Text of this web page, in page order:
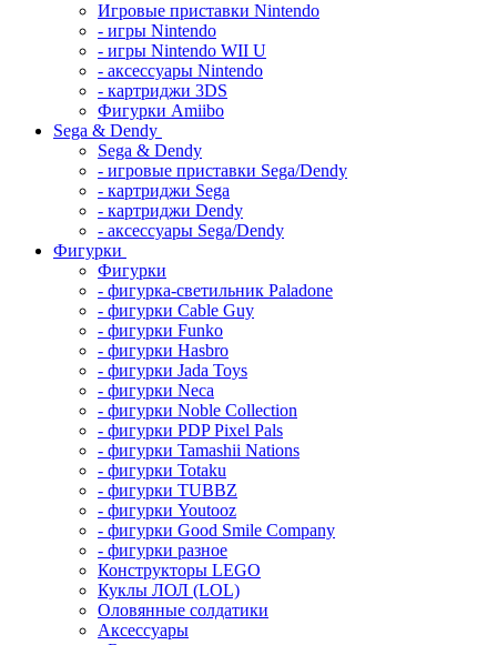
Игровые приставки Nintendo
- игры Nintendo
- игры Nintendo WII U
- аксессуары Nintendo
- картриджи 3DS
Фигурки Amiibo
Sega & Dendy
Sega & Dendy
- игровые приставки Sega/Dendy
- картриджи Sega
- картриджи Dendy
- аксессуары Sega/Dendy
Фигурки
Фигурки
- фигурка-светильник Paladone
- фигурки Cable Guy
- фигурки Funko
- фигурки Hasbro
- фигурки Jada Toys
- фигурки Neca
- фигурки Noble Collection
- фигурки PDP Pixel Pals
- фигурки Tamashii Nations
- фигурки Totaku
- фигурки TUBBZ
- фигурки Youtooz
- фигурки Good Smile Company
- фигурки разное
Конструкторы LEGO
Куклы ЛОЛ (LOL)
Оловянные солдатики
Аксессуары